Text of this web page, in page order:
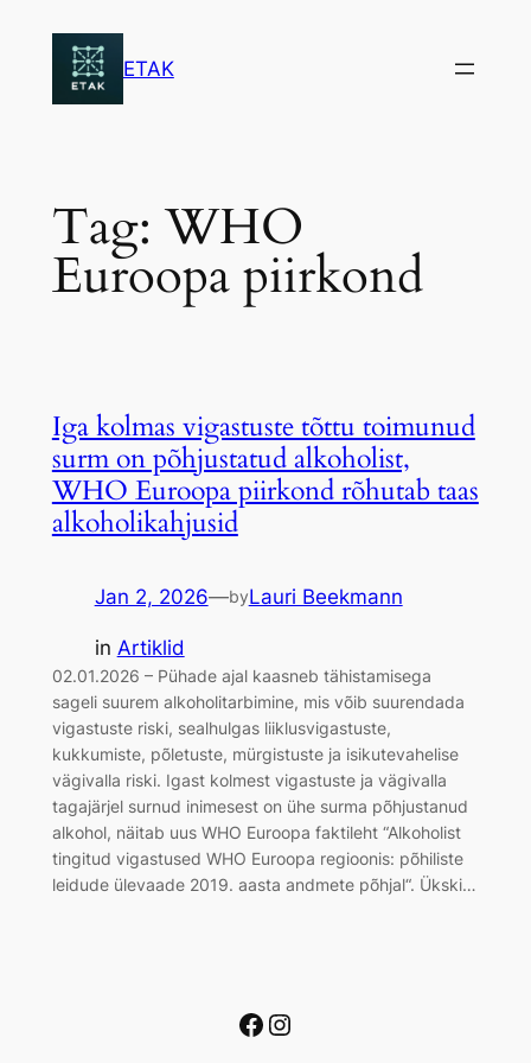
content
ETAK
Tag:WHO
Euroopa piirkond
Iga kolmas vigastuste tõttu toimunud
surm on põhjustatud alkoholist,
WHO Euroopa piirkond rõhutab taas
alkoholikahjusid
Jan 2, 2026—byLauri Beekmann
in Artiklid
02.01.2026 – Pühade ajal kaasneb tähistamisega
sageli suurem alkoholitarbimine, mis võib suurendada
vigastuste riski, sealhulgas liiklusvigastuste,
kukkumiste, põletuste, mürgistuste ja isikutevahelise
vägivalla riski. Igast kolmest vigastuste ja vägivalla
tagajärjel surnud inimesest on ühe surma põhjustanud
alkohol, näitab uus WHO Euroopa faktileht “Alkoholist
tingitud vigastused WHO Euroopa regioonis: põhiliste
leidude ülevaade 2019. aasta andmete põhjal“. Ükski…
Facebook
Instagram